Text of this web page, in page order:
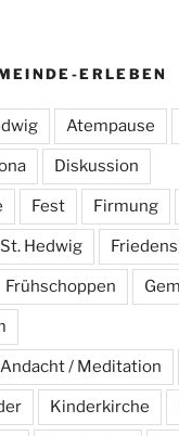
ERLEBEN
Atempause
Diskussion
Fest Firmung
Hedwig
Frühschoppen
/ Meditation
Kinderkirche